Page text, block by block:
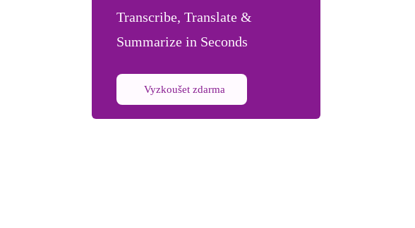
Transcribe, Translate &
Summarize in Seconds
Vyzkoušet zdarma